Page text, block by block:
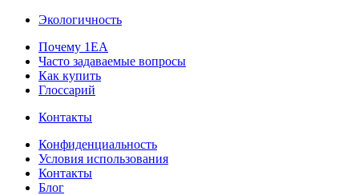
Экологичность
Почему 1ЕА
Часто задаваемые вопросы
Как купить
Глоссарий
Контакты
Конфиденциальность
Условия использования
Контакты
Блог